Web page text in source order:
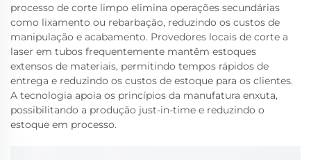
processo de corte limpo elimina operações secundárias
como lixamento ou rebarbação, reduzindo os custos de
manipulação e acabamento. Provedores locais de corte a
laser em tubos frequentemente mantêm estoques
extensos de materiais, permitindo tempos rápidos de
entrega e reduzindo os custos de estoque para os clientes.
A tecnologia apoia os princípios da manufatura enxuta,
possibilitando a produção just-in-time e reduzindo o
estoque em processo.